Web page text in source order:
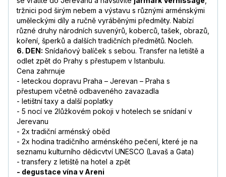
tržnici pod širým nebem a výstavu s různými arménskými
uměleckými díly a ručně vyráběnými předměty. Nabízí
různé druhy národních suvenýrů, koberců, tašek, obrazů,
koření, šperků a dalších tradičních předmětů. Nocleh.
6. DEN: Snídaňový balíček s sebou. Transfer na letiště a
odlet zpět do Prahy s přestupem v Istanbulu.
Cena zahrnuje
- leteckou dopravu Praha – Jerevan – Praha s
přestupem včetně odbaveného zavazadla
- letištní taxy a další poplatky
- 5 nocí ve 2lůžkovém pokoji v hotelech se snídaní v
Jerevanu
- 2x tradiční arménský oběd
- 2x hodina tradičního arménského pečení, které je na
seznamu kulturního dědicvtví UNESCO (Lavaš a Gata)
- transfery z letiště na hotel a zpět
- degustace vína v Areni